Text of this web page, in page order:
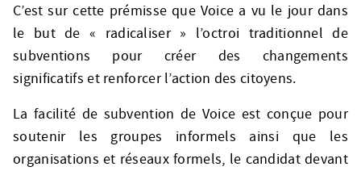
C’est sur cette prémisse que Voice a vu le jour dans
le but de « radicaliser » l’octroi traditionnel de
subventions pour créer des changements
significatifs et renforcer l’action des citoyens.
La facilité de subvention de Voice est conçue pour
soutenir les groupes informels ainsi que les
organisations et réseaux formels, le candidat devant